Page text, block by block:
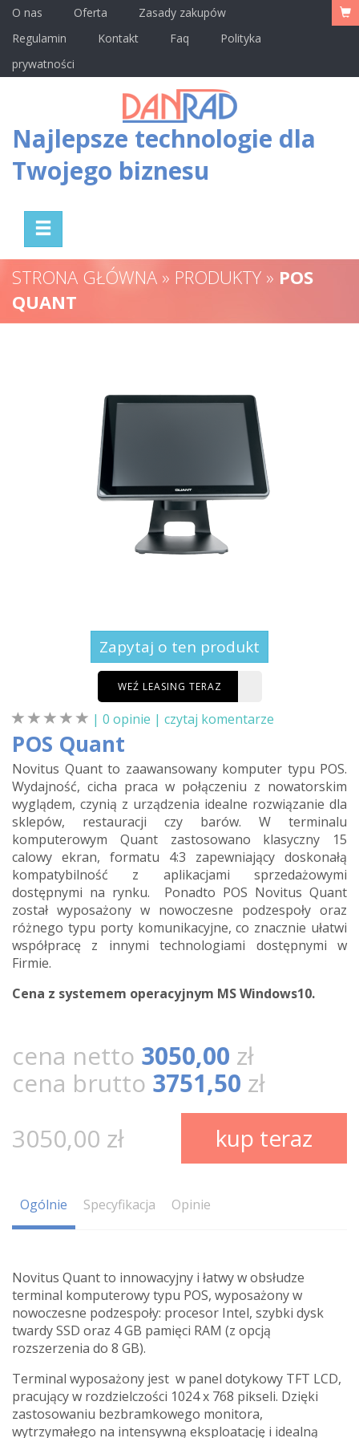
O nas Oferta
Zasady zakupów
Regulamin
Kontakt Faq
Polityka
prywatności
Najlepsze technologie dla
Twojego biznesu
STRONA GŁÓWNA » PRODUKTY » POS
QUANT
Zapytaj o ten produkt
WEŹ LEASING TERAZ
| 0 opinie | czytaj komentarze
POS Quant
Novitus Quant to zaawansowany komputer typu POS.
Wydajność, cicha praca w połączeniu z nowatorskim
wyglądem, czynią z urządzenia idealne rozwiązanie dla
sklepów, restauracji czy barów. W terminalu
komputerowym Quant zastosowano klasyczny 15
calowy ekran, formatu 4:3 zapewniający doskonałą
kompatybilność z aplikacjami sprzedażowymi
dostępnymi na rynku. Ponadto POS Novitus Quant
został wyposażony w nowoczesne podzespoły oraz
różnego typu porty komunikacyjne, co znacznie ułatwi
współpracę z innymi technologiami dostępnymi w
Firmie.
Cena z systemem operacyjnym MS Windows10.
cena netto 3050,00 zł
cena brutto 3751,50 zł
3050,00 zł
kup teraz
Ogólnie Specyfikacja Opinie
Novitus Quant to innowacyjny i łatwy w obsłudze
terminal komputerowy typu POS, wyposażony w
nowoczesne podzespoły: procesor Intel, szybki dysk
twardy SSD oraz 4 GB pamięci RAM (z opcją
rozszerzenia do 8 GB).
Terminal wyposażony jest w panel dotykowy TFT LCD,
pracujący w rozdzielczości 1024 x 768 pikseli. Dzięki
zastosowaniu bezbramkowego monitora,
wytrzymałego na intensywną eksploatację i idealną